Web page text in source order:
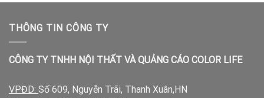
THÔNG TIN CÔNG TY
CÔNG TY TNHH NỘI THẤT VÀ QUẢNG CÁO COLOR LIFE
VPĐD: Số 609, Nguyễn Trãi, Thanh Xuân,HN